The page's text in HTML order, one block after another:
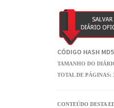
CÓDIGO HASH
TAMANHO DO
TOTAL DE PÁGINAS:
CONTEÚDO DESTA